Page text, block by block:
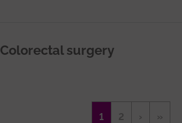
Colorectal surgery
Pàgina
1 Page
2
Pàgina
›
Última
»